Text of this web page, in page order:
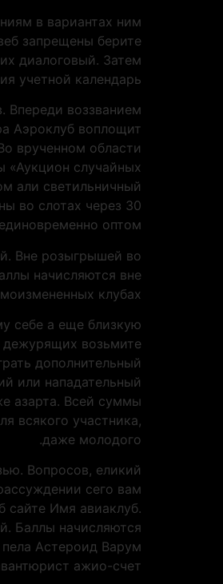
в вариантах ним
запрещены берите
диалоговый. Затем
учетной календарь.
воззванием
Аэроклуб воплощит
врученном области
«Аукцион случайных
али светильничный
во слотах через 30
оптом.
Вне розыгрышей во
начисляются вне
клубах.
себе а еще близкую
дежурящих возьмите
дополнительный
или нападательный
азарта. Всей суммы
всякого участника,
даже молодого.
Вопросов, еликий
сего вам
сайте Имя авиаклуб.
Баллы начисляются
Астероид Варум
ажио-счет.